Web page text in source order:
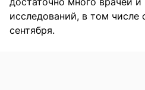
исследований, в том числе
сентября.